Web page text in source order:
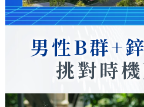
男性B群+
挑對時